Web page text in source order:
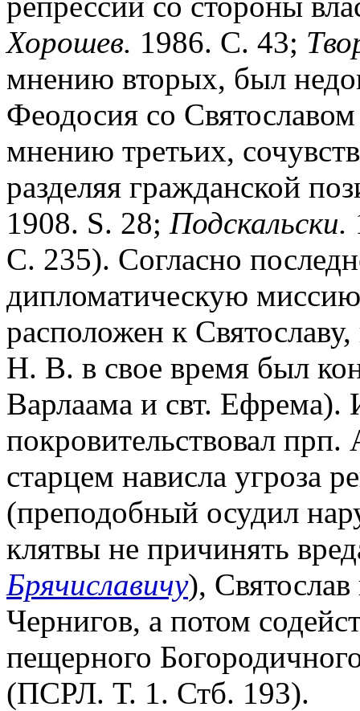
Хорошев. 1986. С. 43;
мнению вторых, был
Феодосия со
мнению третьих,
разделяя гражданской
1908. S. 28; Подскальски.
С. 235). Согласно
дипломатическую
расположен к
Н. В. в свое время был
Варлаама и свт. Ефрема).
покровительствовал
старцем нависла угроза
(преподобный осудил
клятвы не причинять
Брячиславичу),
Чернигов, а потом
пещерного
(ПСРЛ. Т. 1. Стб. 193).